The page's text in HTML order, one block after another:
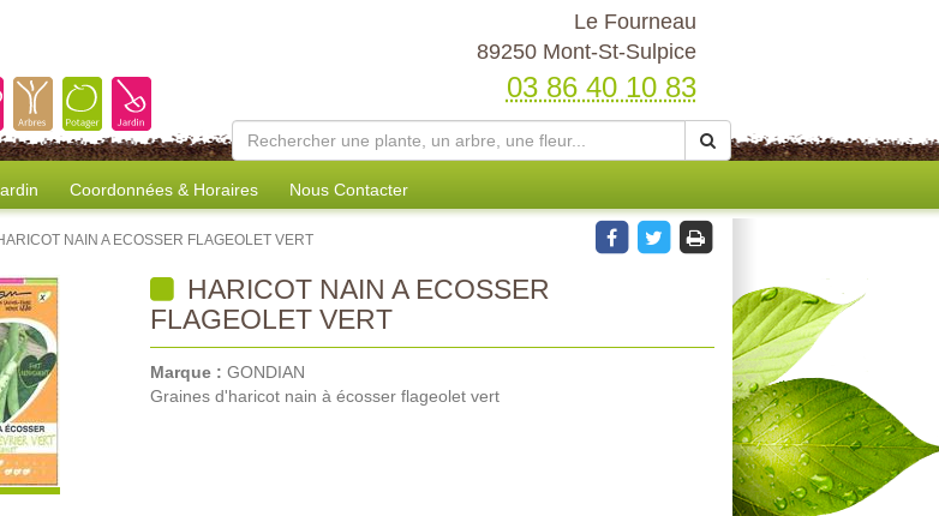
Le Fourneau
89250 Mont-St-Sulpice
03 86 40 10 83
Coordonnées & Horaires Nous Contacter
NAIN A ECOSSER FLAGEOLET VERT
HARICOT NAIN A ECOSSER
FLAGEOLET VERT
Marque : GONDIAN
Graines d'haricot nain à écosser flageolet vert